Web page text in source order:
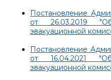
Постановление
от 26.03.2019
эвакуационной
Постановление
от 16.04.2021
эвакуационной